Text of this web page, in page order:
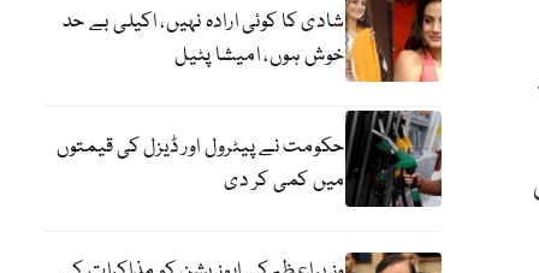
شادی کا کوئی ارادہ نہیں، اکیلی بے حد
خوش ہوں، امیشا پٹیل
حکومت نے پیٹرول اور ڈیزل کی قیمتوں
میں کمی کر دی